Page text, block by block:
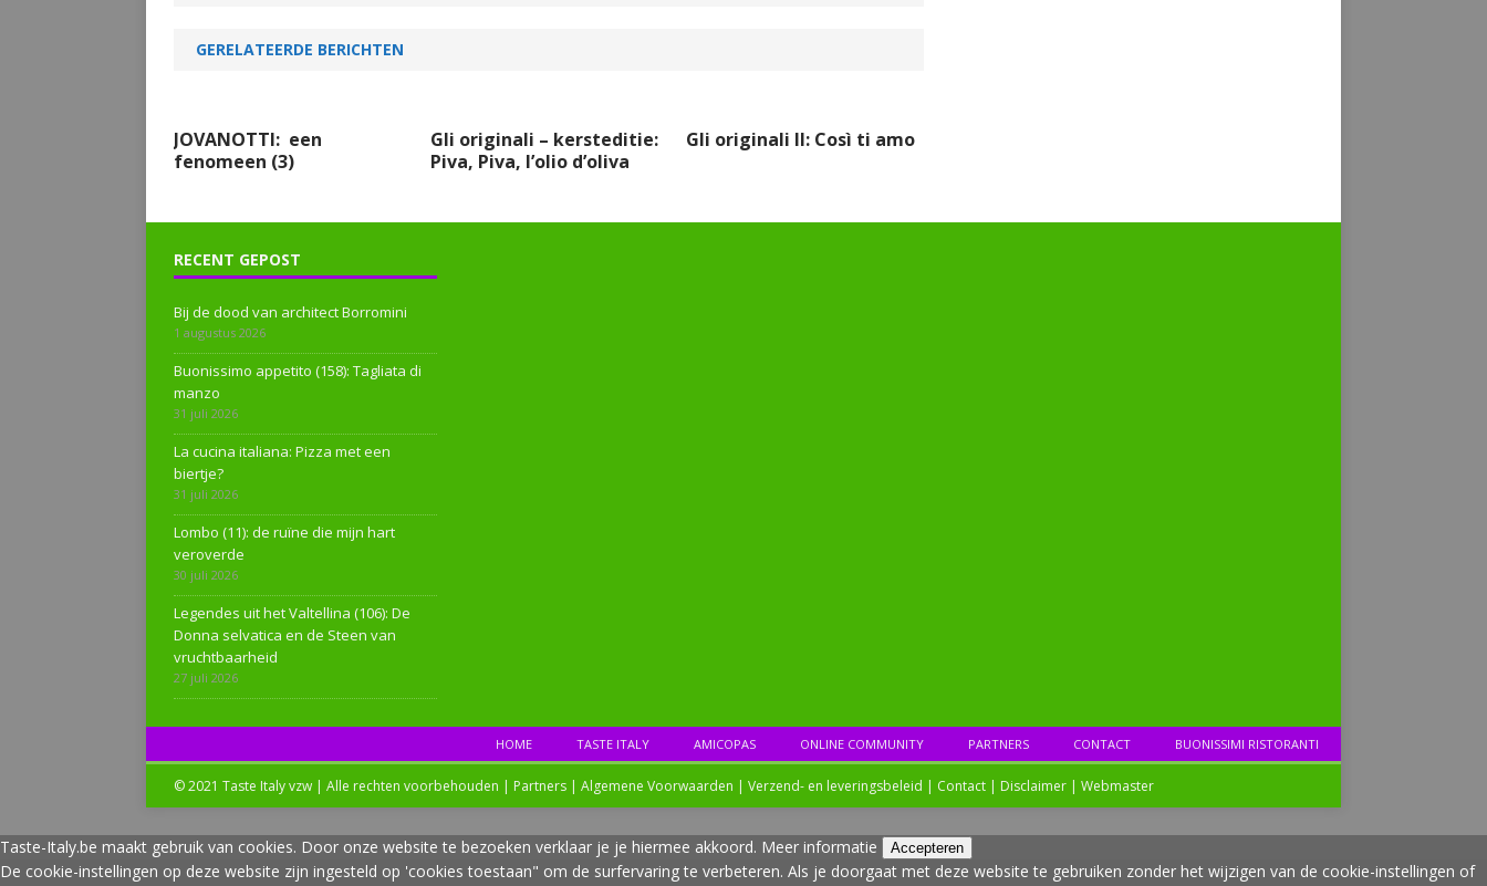
GERELATEERDE BERICHTEN
JOVANOTTI: een
fenomeen (3)
Gli originali – kersteditie:
Piva, Piva, l’olio d’oliva
Gli originali II: Così ti amo
RECENT GEPOST
Bij de dood van architect Borromini
1 augustus 2026
Buonissimo appetito (158): Tagliata di
manzo
31 juli 2026
La cucina italiana: Pizza met een
biertje?
31 juli 2026
Lombo (11): de ruïne die mijn hart
veroverde
30 juli 2026
Legendes uit het Valtellina (106): De
Donna selvatica en de Steen van
vruchtbaarheid
27 juli 2026
HOME TASTE ITALY AMICOPAS ONLINE COMMUNITY PARTNERS CONTACT BUONISSIMI RISTORANTI
© 2021 Taste Italy vzw | Alle rechten voorbehouden | Partners | Algemene Voorwaarden | Verzend- en leveringsbeleid | Contact | Disclaimer | Webmaster
Taste-Italy.be maakt gebruik van cookies. Door onze website te bezoeken verklaar je je hiermee akkoord. Meer informatie Accepteren
De cookie-instellingen op deze website zijn ingesteld op 'cookies toestaan" om de surfervaring te verbeteren. Als je doorgaat met deze website te gebruiken zonder het wijzigen van de cookie-instellingen of